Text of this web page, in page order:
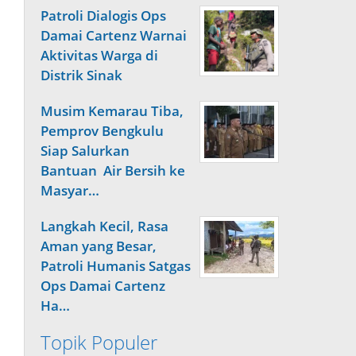
Patroli Dialogis Ops
Damai Cartenz Warnai
Aktivitas Warga di
Distrik Sinak
Musim Kemarau Tiba,
Pemprov Bengkulu
Siap Salurkan
Bantuan Air Bersih ke
Masyar…
Langkah Kecil, Rasa
Aman yang Besar,
Patroli Humanis Satgas
Ops Damai Cartenz
Ha…
Topik Populer